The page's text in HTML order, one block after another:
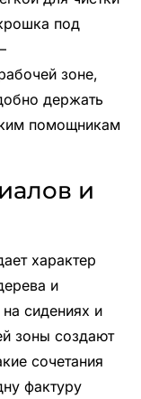
под
зоне,
держать
помощникам
и
характер
и
сидениях и
зоны создают
сочетания
фактуру